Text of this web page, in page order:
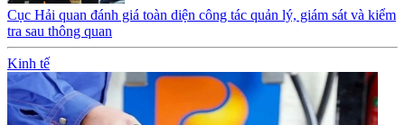
Cục Hải quan đánh giá toàn diện công tác quản lý, giám sát và kiểm
tra sau thông quan
Kinh tế